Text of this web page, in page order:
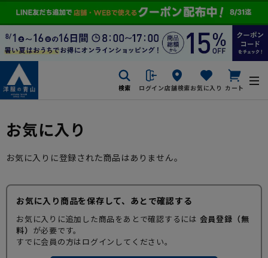
検索 ログイン店舗検索お気に入り カート
お気に入り
お気に入りに登録された商品はありません。
お気に入り商品を保存して、あとで確認する
お気に入りに追加した商品をあとで確認するには 会員登録（無
料） が必要です。
すでに会員の方はログインしてください。